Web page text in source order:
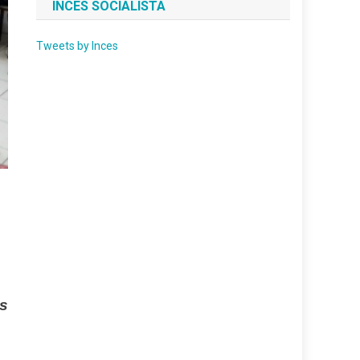
INCES SOCIALISTA
Tweets by Inces